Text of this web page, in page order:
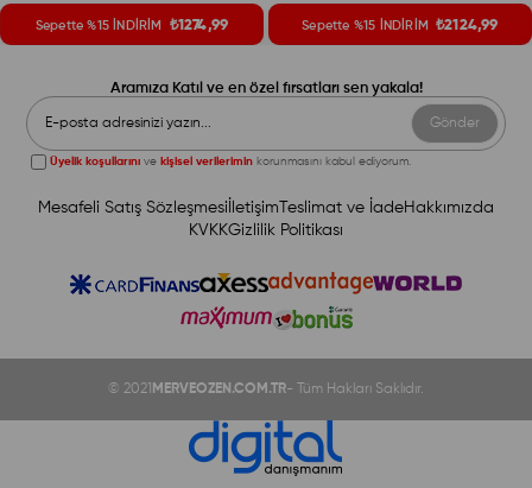
Sepette %15 İNDİRİM ₺1274,99 Sepette %15 İNDİRİM ₺2124,99
Aramıza Katıl ve en özel fırsatları sen yakala!
Gönder
Üyelik koşullarını ve kişisel verilerimin korunmasını kabul ediyorum.
Mesafeli Satış Sözleşmesi İletişim Teslimat ve İadeHakkımızda
KVKKGizlilik Politikası
© 2021 MERVEOZEN.COM.TR- Tüm Hakları Saklıdır.